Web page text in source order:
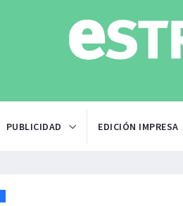
PUBLICIDAD EDICIÓN IMPRESA